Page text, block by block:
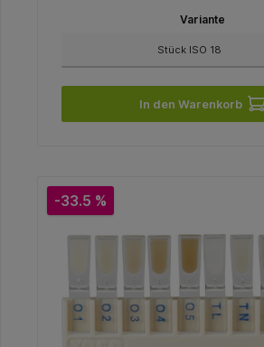
Variante
In den Warenkorb
-33.5 %